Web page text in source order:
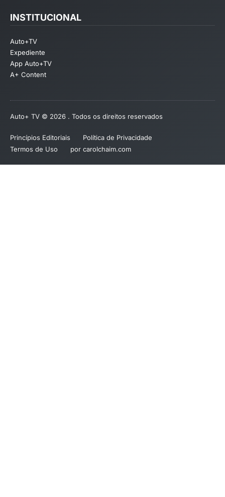
INSTITUCIONAL
Auto+TV
Expediente
App Auto+TV
A+ Content
Auto+ TV © 2026 . Todos os direitos reservados
Princípios Editoriais
Política de Privacidade
Termos de Uso
por carolchaim.com